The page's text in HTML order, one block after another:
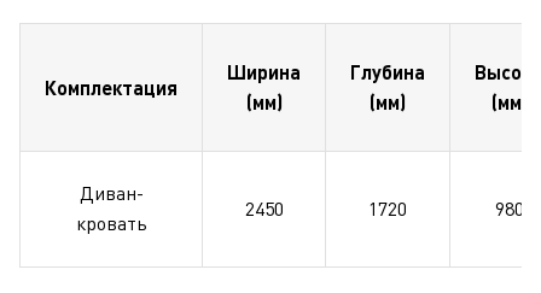
Комплектация
Ширина
(мм)
Глубина
(мм)
(мм)
Диван-
кровать
2450 1720 980